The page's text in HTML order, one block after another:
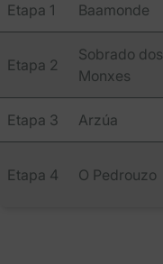
Etapa 1 Baamonde
Etapa 2
Sobrado dos
Monxes
Etapa 3 Arzúa
Etapa 4 O Pedrouzo